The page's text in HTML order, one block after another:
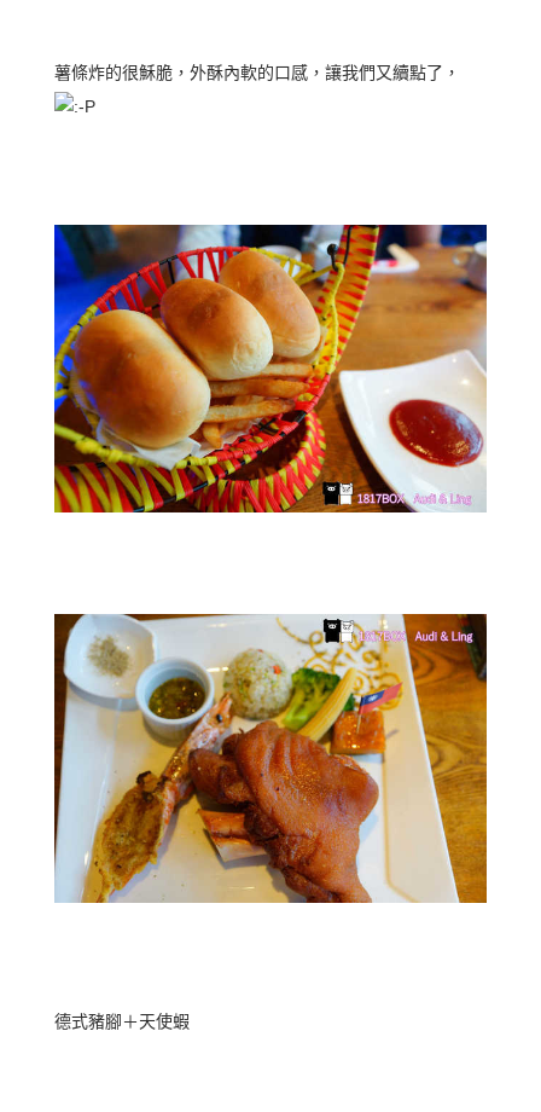
薯條炸的很穌脆，外酥內軟的口感，讓我們又續點了，
德式豬腳＋天使蝦